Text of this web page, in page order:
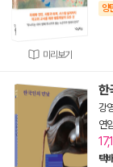
미리보기
양
한
강
연
택배